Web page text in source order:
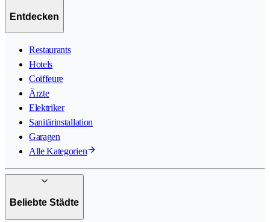
Entdecken
Restaurants
Hotels
Coiffeure
Ärzte
Elektriker
Sanitärinstallation
Garagen
Alle Kategorien
Beliebte Städte